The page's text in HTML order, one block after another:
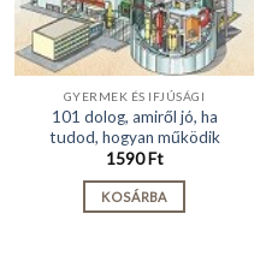
GYERMEK ÉS IFJÚSÁGI
101 dolog, amiről jó, ha
tudod, hogyan működik
1590Ft
KOSÁRBA